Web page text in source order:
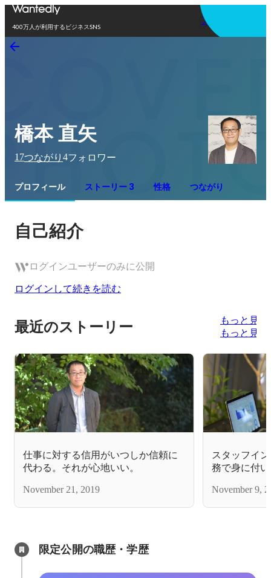
400万人が利用するビジネスSNS
アプリを使う
橋本 直矢
17つながり 4フォロワー
プロフィール ストーリー 3 性格 つながり
自己紹介
ログインユーザーのみに公開
ログインして続きを読む
最近のストーリー
もっと見る
もっと見る
仕事に対する信用がいつしか信頼に
代わる。それが心地いい。
November 21, 2019
スタッフイ
務で身に付
November 9,
限定公開の職歴・学歴